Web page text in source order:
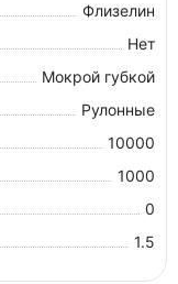
Флизелин
Нет
Мокрой губкой
Рулонные
10000
1000
0
1.5